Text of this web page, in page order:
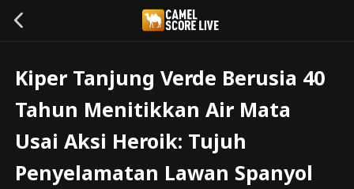
Kiper Tanjung Verde Berusia 40
Tahun Menitikkan Air Mata
Usai Aksi Heroik: Tujuh
Penyelamatan Lawan Spanyol